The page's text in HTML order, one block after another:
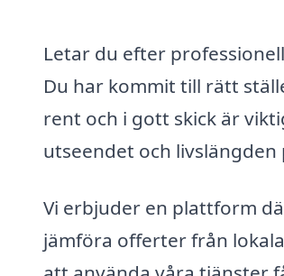
Letar du efter
Du har kommit till rätt
rent och i gott skick är
utseendet och livslängden
Vi erbjuder en plattform
jämföra offerter från